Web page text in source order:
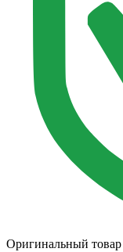
Оригинальный товар